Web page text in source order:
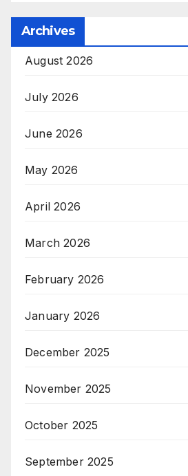
Archives
August 2026
July 2026
June 2026
May 2026
April 2026
March 2026
February 2026
January 2026
December 2025
November 2025
October 2025
September 2025